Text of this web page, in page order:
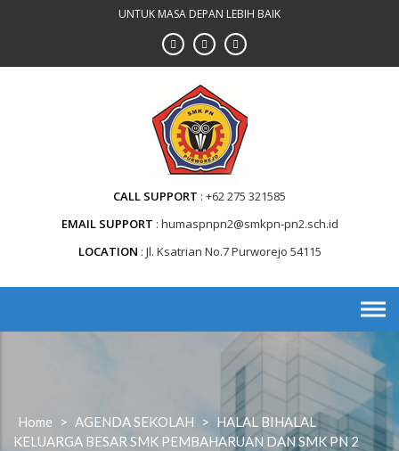
UNTUK MASA DEPAN LEBIH BAIK
CALL SUPPORT +62 275 321585
EMAIL SUPPORT humaspnpn2@smkpn-pn2.sch.id
LOCATION Jl. Ksatrian No.7 Purworejo 54115
Home > AGENDA SEKOLAH > HALAL BIHALAL
KELUARGA BESAR SMK PEMBAHARUAN DAN SMK PN 2